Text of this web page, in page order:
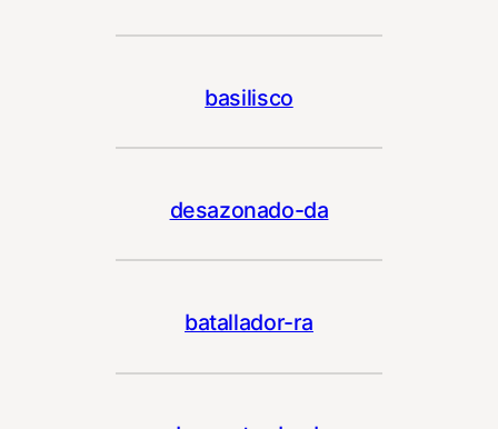
basilisco
desazonado-da
batallador-ra